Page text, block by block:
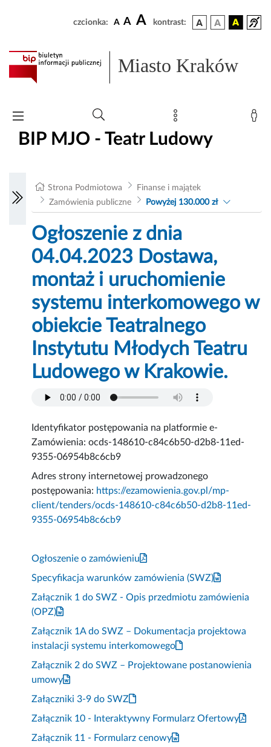
czcionka: A A A kontrast:
Miasto Kraków
BIP MJO - Teatr Ludowy
Strona Podmiotowa
Finanse i majątek
Zamówienia publiczne
Powyżej 130.000 zł
Ogłoszenie z dnia
04.04.2023 Dostawa,
montaż i uruchomienie
systemu interkomowego w
obiekcie Teatralnego
Instytutu Młodych Teatru
Ludowego w Krakowie.
Identyfikator postępowania na platformie e-
Zamówienia: ocds-148610-c84c6b50-d2b8-11ed-
9355-06954b8c6cb9
Adres strony internetowej prowadzonego
postępowania: https://ezamowienia.gov.pl/mp-
client/tenders/ocds-148610-c84c6b50-d2b8-11ed-
9355-06954b8c6cb9
Ogłoszenie o zamówieniu
Specyfikacja warunków zamówienia (SWZ)
Załącznik 1 do SWZ - Opis przedmiotu zamówienia
(OPZ)
Załącznik 1A do SWZ – Dokumentacja projektowa
instalacji systemu interkomowego
Załącznik 2 do SWZ – Projektowane postanowienia
umowy
Załączniki 3-9 do SWZ
Załącznik 10 - Interaktywny Formularz Ofertowy
Załącznik 11 - Formularz cenowy